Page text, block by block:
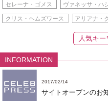
セレーナ・ゴメス ヴァネッサ・ハ
クリス・ヘムズワース アリアナ・
人気キ
INFORMATION
2017/02/14
サイトオープンのお